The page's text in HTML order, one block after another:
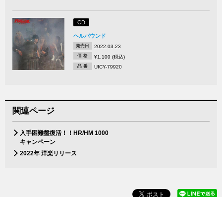
CD
ヘルバウンド
発売日 2022.03.23
価 格 ¥1,100 (税込)
品 番 UICY-79920
関連ページ
入手困難盤復活！！HR/HM 1000
キャンペーン
2022年 洋楽リリース